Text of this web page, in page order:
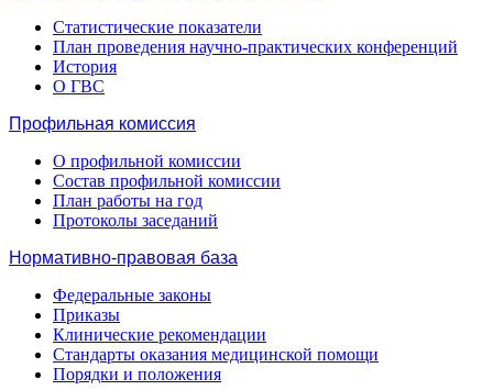
Статистические показатели
План проведения научно-практических конференций
История
О ГВС
Профильная комиссия
О профильной комиссии
Состав профильной комиссии
План работы на год
Протоколы заседаний
Нормативно-правовая база
Федеральные законы
Приказы
Клинические рекомендации
Стандарты оказания медицинской помощи
Порядки и положения